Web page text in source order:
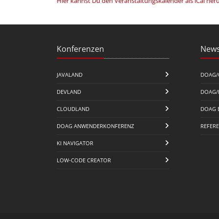
Konferenzen
JAVALAND
DEVLAND
CLOUDLAND
DOAG ANWENDERKONFERENZ
KI NAVIGATOR
LOW-CODE CREATOR
DOAG/
DOAG/
DOAG